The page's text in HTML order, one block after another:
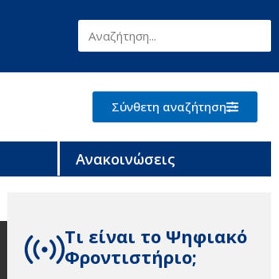
Σύνθετη αναζήτηση
Ανακοινώσεις
Τι είναι το Ψηφιακό
Φροντιστήριο;